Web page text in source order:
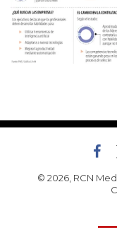
© 2026, RCN